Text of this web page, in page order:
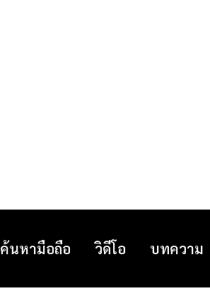
ค้นหามือถือ วิดีโอ บทความ